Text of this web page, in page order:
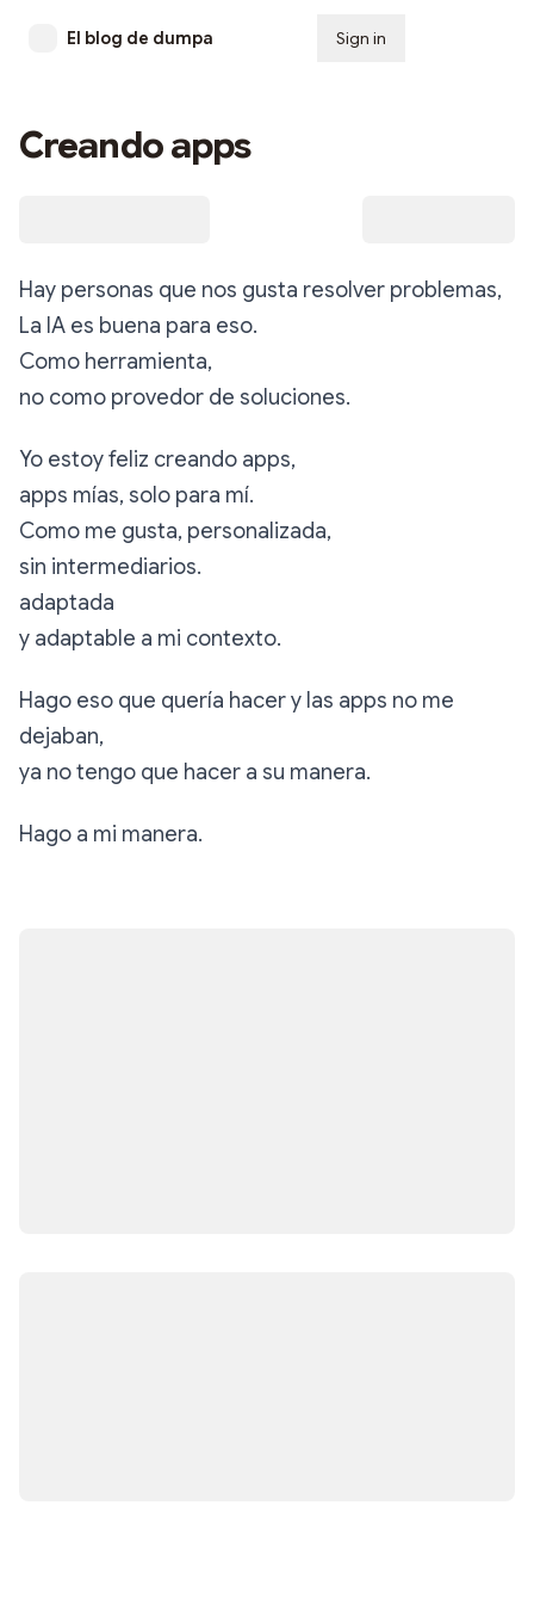
El blog de dumpa Sign in
Creando apps
Hay personas que nos gusta resolver problemas,
La IA es buena para eso.
Como herramienta,
no como provedor de soluciones.
Yo estoy feliz creando apps,
apps mías, solo para mí.
Como me gusta, personalizada,
sin intermediarios.
adaptada
y adaptable a mi contexto.
Hago eso que quería hacer y las apps no me
dejaban,
ya no tengo que hacer a su manera.
Hago a mi manera.